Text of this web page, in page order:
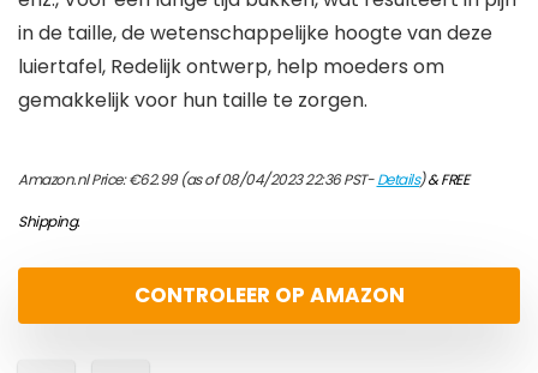
in de taille, de wetenschappelijke hoogte van deze
luiertafel, Redelijk ontwerp, help moeders om
gemakkelijk voor hun taille te zorgen.
Amazon.nl Price:€62.99(as of 08/04/2023 22:36 PST-Details)&FREE
Shipping.
CONTROLEER OP AMAZON